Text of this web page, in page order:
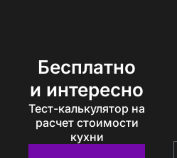
Бесплатно
и интересно
Тест-калькулятор на
расчет стоимости
кухни